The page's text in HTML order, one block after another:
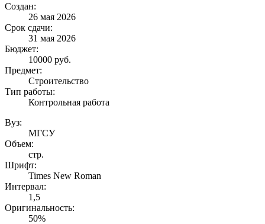
Создан:
26 мая 2026
Срок сдачи:
31 мая 2026
Бюджет:
10000 руб.
Предмет:
Строительство
Тип работы:
Контрольная работа
Вуз:
МГСУ
Объем:
стр.
Шрифт:
Times New Roman
Интервал:
1,5
Оригинальность:
50%